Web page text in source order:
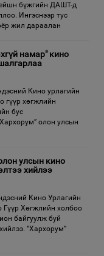
бүжгийн ДАШТ-д
Ингэснээр тус
жил дараалан
намар" кино
Кино урлагийн
гүүр хөгжлийн
бус
олон улсын
улсын кино
хийлээ
Кино Урлагийн
Гүүр Хөгжлийн холбоо
байгуулж буй
“Хархорум”